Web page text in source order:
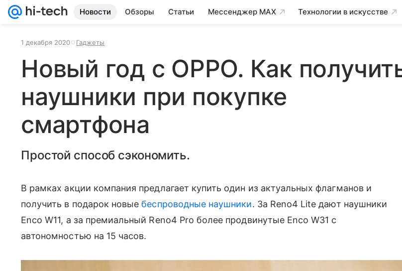
Новости Обзоры Статьи Мессенджер MAX Технологии в искусстве
1 декабря 2020 Гаджеты
Новый год с OPPO. Как
наушники при покупке
смартфона
Простой способ сэкономить.
В рамках акции компания предлагает купить один из актуальных флагманов и
получить в подарок новые беспроводные наушники. За Reno4 Lite дают наушники
Enco W11, а за премиальный Reno4 Pro более продвинутые Enco W31 с
автономностью на 15 часов.